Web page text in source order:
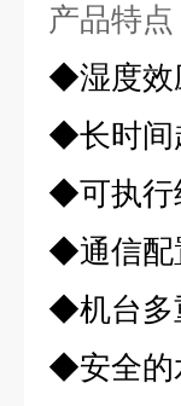
产品特点
◆湿度效
◆长时间
◆可执行
◆通信配
◆机台多
◆安全的